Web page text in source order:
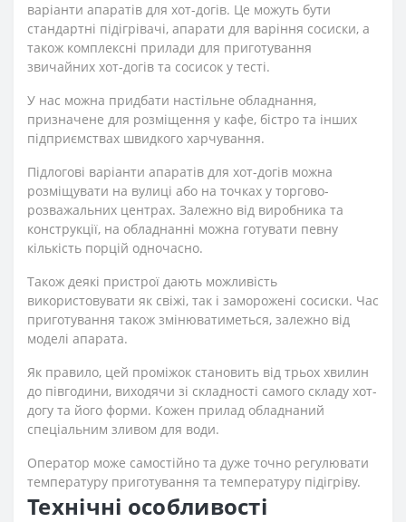
варіанти апаратів для хот-догів. Це можуть бути
стандартні підігрівачі, апарати для варіння сосиски, а
також комплексні прилади для приготування
звичайних хот-догів та сосисок у тесті.
У нас можна придбати настільне обладнання,
призначене для розміщення у кафе, бістро та інших
підприємствах швидкого харчування.
Підлогові варіанти апаратів для хот-догів можна
розміщувати на вулиці або на точках у торгово-
розважальних центрах. Залежно від виробника та
конструкції, на обладнанні можна готувати певну
кількість порцій одночасно.
Також деякі пристрої дають можливість
використовувати як свіжі, так і заморожені сосиски. Час
приготування також змінюватиметься, залежно від
моделі апарата.
Як правило, цей проміжок становить від трьох хвилин
до півгодини, виходячи зі складності самого складу хот-
догу та його форми. Кожен прилад обладнаний
спеціальним зливом для води.
Оператор може самостійно та дуже точно регулювати
температуру приготування та температуру підігріву.
Технічні особливості